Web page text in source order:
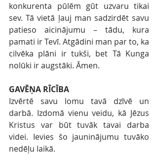
konkurenta pūlēm gūt uzvaru tikai
sev. Tā vietā ļauj man sadzirdēt savu
patieso aicinājumu – tādu, kura
pamati ir Tevī. Atgādini man par to, ka
cilvēka plāni ir tukši, bet Tā Kunga
nolūki ir augstāki. Āmen.
GAVĒŅA RĪCĪBA
Izvērtē savu lomu tavā dzīvē un
darbā. Izdomā vienu veidu, kā Jēzus
Kristus var būt tuvāk tavai darba
videi. Ievies šo jauninājumu tuvāko
nedēļu laikā.